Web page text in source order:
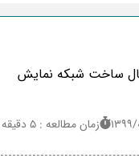
ساخت شبکه نمایش
زمان مطالعه : 5 دقیقه